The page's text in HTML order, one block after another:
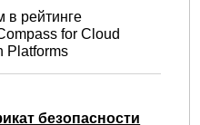
в рейтинге
for Cloud
Platforms
безопасности